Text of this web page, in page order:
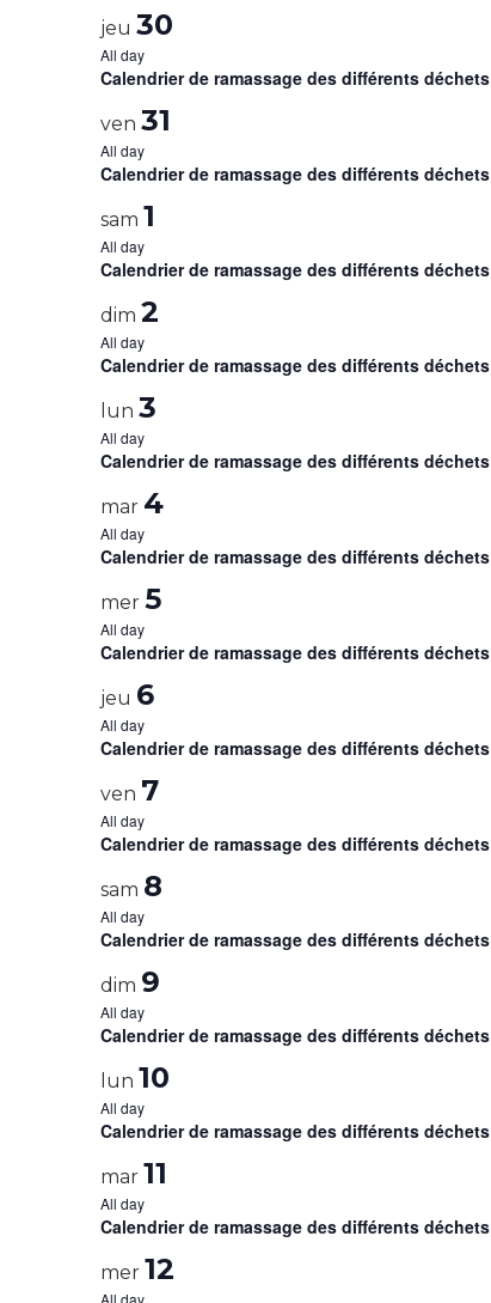
jeu 30
All day
Calendrier de ramassage des différents déchets
ven 31
All day
Calendrier de ramassage des différents déchets
sam 1
All day
Calendrier de ramassage des différents déchets
dim 2
All day
Calendrier de ramassage des différents déchets
lun 3
All day
Calendrier de ramassage des différents déchets
mar 4
All day
Calendrier de ramassage des différents déchets
mer 5
All day
Calendrier de ramassage des différents déchets
jeu 6
All day
Calendrier de ramassage des différents déchets
ven 7
All day
Calendrier de ramassage des différents déchets
sam 8
All day
Calendrier de ramassage des différents déchets
dim 9
All day
Calendrier de ramassage des différents déchets
lun 10
All day
Calendrier de ramassage des différents déchets
mar 11
All day
Calendrier de ramassage des différents déchets
mer 12
All day